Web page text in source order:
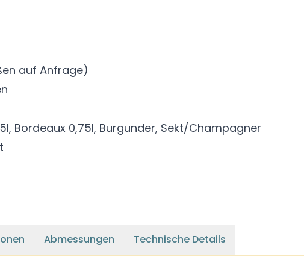
auf Anfrage)
Bordeaux 0,75l, Burgunder, Sekt/Champagner
Abmessungen Technische Details